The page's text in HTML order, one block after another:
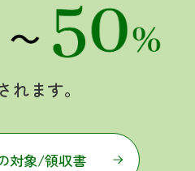
れます。
対象/領収書